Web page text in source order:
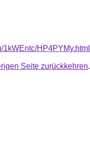
1kWEntc/HP4PYMy.html
Seite zurückkehren.